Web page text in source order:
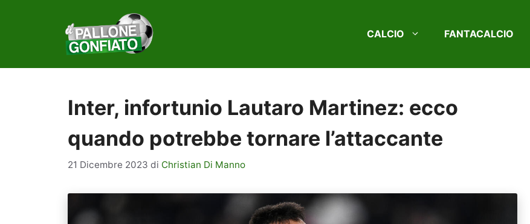
CALCIO FANTACALCIO
Inter, infortunio Lautaro Martinez: ecco
quando potrebbe tornare l’attaccante
21 Dicembre 2023 di Christian Di Manno